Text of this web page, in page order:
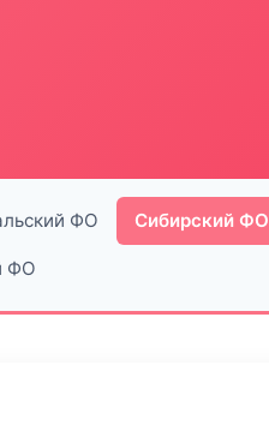
ФО Сибирский ФО
ФО